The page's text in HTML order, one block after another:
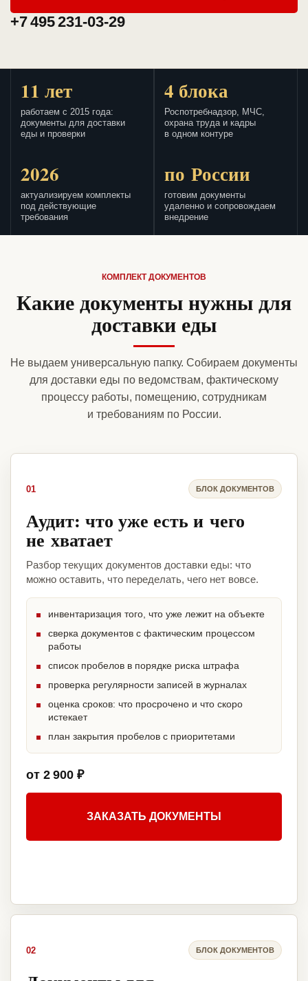
+7 495 231-03-29
11 лет
работаем с 2015 года:
документы для доставки
еды и проверки
4 блока
Роспотребнадзор, МЧС,
охрана труда и кадры
в одном контуре
2026
актуализируем комплекты
под действующие
требования
по России
готовим документы
удаленно и сопровождаем
внедрение
КОМПЛЕКТ ДОКУМЕНТОВ
Какие документы нужны для
доставки еды
Не выдаем универсальную папку. Собираем документы
для доставки еды по ведомствам, фактическому
процессу работы, помещению, сотрудникам
и требованиям по России.
01 БЛОК ДОКУМЕНТОВ
Аудит: что уже есть и чего
не хватает
Разбор текущих документов доставки еды: что
можно оставить, что переделать, чего нет вовсе.
инвентаризация того, что уже лежит на объекте
сверка документов с фактическим процессом
работы
список пробелов в порядке риска штрафа
проверка регулярности записей в журналах
оценка сроков: что просрочено и что скоро
истекает
план закрытия пробелов с приоритетами
от 2 900 ₽
ЗАКАЗАТЬ ДОКУМЕНТЫ
02 БЛОК ДОКУМЕНТОВ